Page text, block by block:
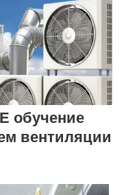
вентиляции